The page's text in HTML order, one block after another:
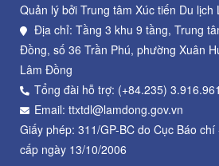
Quản lý bởi Trung tâm Xúc tiến Du lịch
Địa chỉ: Tầng 3 khu 9 tầng, Trung
Đồng, số 36 Trần Phú, phường Xuân
Lâm Đồng
Tổng đài hỗ trợ: (+84.235) 3.916.961
Email: ttxtdl@lamdong.gov.vn
Giấy phép: 311/GP-BC do Cục Báo
cấp ngày 13/10/2006